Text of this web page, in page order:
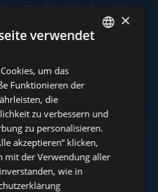
When Does It Make Sense to Hire a
Estate is a Smart Move in 2026: A
und Tower Nachrichten >
FRENCH
ITALIAN
SPANISH
RUSSIAN
×
verwendet
um das
Funktionieren der
die
zu verbessern und
zu personalisieren.
akzeptieren“ klicken,
mit der Verwendung aller
wie in